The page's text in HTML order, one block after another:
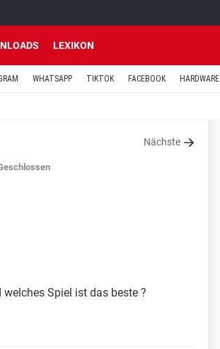
LEXIKON
WHATSAPP TIKTOK FACEBOOK HARDWARE
Nächste
Spiel ist das beste ?